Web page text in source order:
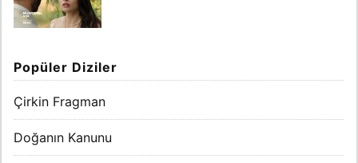
Popüler Diziler
Çirkin Fragman
Doğanın Kanunu